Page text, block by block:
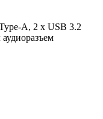
A, 2 x USB 3.2